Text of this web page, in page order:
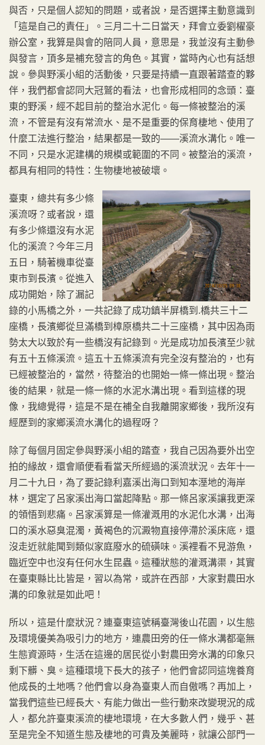
與否，只是個人認知的問題，或者說，是否選擇主動意識到
「這是自己的責任」。三月二十二日當天，拜會立委劉櫂豪
辦公室，我算是與會的陪同人員，意思是，我並沒有主動參
與發言，頂多是補充發言的角色。其實，當時內心也有話想
說。參與野溪小組的活動後，只要是持續一直跟著踏查的夥
伴，我們都會認同大冠鷲的看法，也會形成相同的念頭：臺
東的野溪，經不起目前的整治水泥化。每一條被整治的溪
流，不管是有沒有常流水、是不是重要的保育棲地、使用了
什麼工法進行整治，結果都是一致的——溪流水溝化。唯一
不同，只是水泥建構的規模或範圍的不同。被整治的溪流，
都具有相同的特性：生物棲地被破壞。
臺東，總共有多少條
溪流呀？或者說，還
有多少條還沒有水泥
化的溪流？今年三月
五日，騎著機車從臺
東市到長濱。從進入
成功開始，除了漏記
錄的小馬橋之外，一共記錄了成功鎮半屏橋到.橋共三十二
座橋，長濱鄉從旦滿橋到樟原橋共二十三座橋，其中因為雨
勢太大以致於有一些橋沒有記錄到。光是成功加長濱至少就
有五十五條溪流。這五十五條溪流有完全沒有整治的，也有
已經被整治的，當然，待整治的也開始一條一條出現。整治
後的結果，就是一條一條的水泥水溝出現。看到這樣的現
像，我總覺得，這是不是在補全自我離開家鄉後，我所沒有
經歷到的家鄉溪流水溝化的過程呀？
除了每個月固定參與野溪小組的踏查，我自己因為要外出空
拍的緣故，還會順便看看當天所經過的溪流狀況。去年十一
月二十九日，為了要記錄利嘉溪出海口到知本溼地的海岸
林，選定了呂家溪出海口當起降點。那一條呂家溪讓我更深
的領悟到悲痛。呂家溪算是一條灌溉用的水泥化水溝，出海
口的溪水惡臭混濁，黃褐色的沉澱物直接停滯於溪床底，還
沒走近就能聞到類似家庭廢水的硫磺味。溪裡看不見游魚，
臨近空中也沒有任何水生昆蟲。這種狀態的灌溉溝渠，其實
在臺東縣比比皆是，習以為常，或許在西部，大家對農田水
溝的印象就是如此吧！
所以，這是什麼狀況？連臺東這號稱臺灣後山花園，以生態
及環境優美為吸引力的地方，連農田旁的任一條水溝都毫無
生態資源時，生活在這邊的居民從小對農田旁水溝的印象只
剩下髒、臭。這種環境下長大的孩子，他們會認同這塊養育
他成長的土地嗎？他們會以身為臺東人而自傲嗎？再加上，
當我們這些已經長大、有能力做出一些行動來改變現況的成
人，都允許臺東溪流的棲地環境，在大多數人們，幾乎、甚
至是完全不知道生態及棲地的可貴及美麗時，就讓公部門一